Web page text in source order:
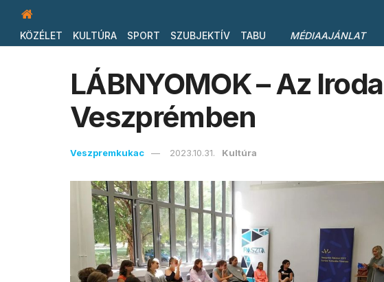
KÖZÉLET KULTÚRA SPORT SZUBJEKTÍV TABU MÉDIAAJÁNLAT
LÁBNYOMOK – Az
Veszprémben
Veszpremkukac 2023.10.31. Kultúra